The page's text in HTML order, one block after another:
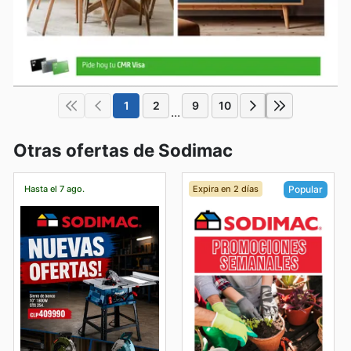
1 2 ... 9 10
Otras ofertas de Sodimac
Hasta el 7 ago. Expira en 2 días Popular